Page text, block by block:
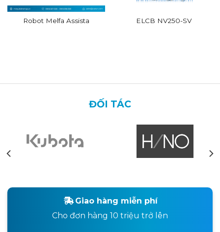
Robot Melfa Assista ELCB NV250-SV
ĐỐI TÁC
Giao hàng miễn phí
Cho đơn hàng 10 triệu trở lên